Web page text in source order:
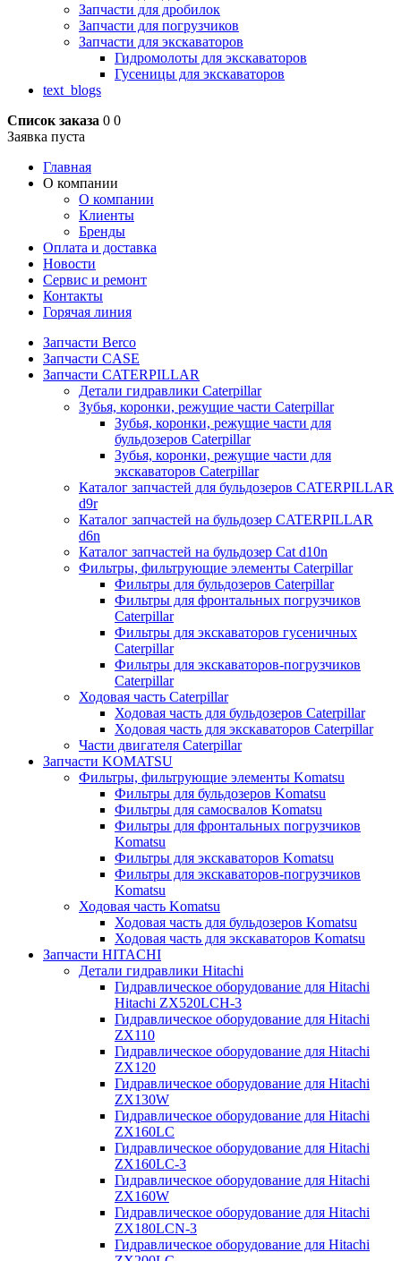
Запчасти для дробилок
Запчасти для погрузчиков
Запчасти для экскаваторов
Гидромолоты для экскаваторов
Гусеницы для экскаваторов
text_blogs
Список заказа 0 0
Заявка пуста
Главная
О компании
О компании
Клиенты
Бренды
Оплата и доставка
Новости
Сервис и ремонт
Контакты
Горячая линия
Запчасти Berco
Запчасти CASE
Запчасти CATERPILLAR
Детали гидравлики Caterpillar
Зубья, коронки, режущие части Caterpillar
Зубья, коронки, режущие части для
бульдозеров Caterpillar
Зубья, коронки, режущие части для
экскаваторов Caterpillar
Каталог запчастей для бульдозеров CATERPILLAR
d9r
Каталог запчастей на бульдозер CATERPILLAR
d6n
Каталог запчастей на бульдозер Сat d10n
Фильтры, фильтрующие элементы Caterpillar
Фильтры для бульдозеров Caterpillar
Фильтры для фронтальных погрузчиков
Caterpillar
Фильтры для экскаваторов гусеничных
Caterpillar
Фильтры для экскаваторов-погрузчиков
Caterpillar
Ходовая часть Caterpillar
Ходовая часть для бульдозеров Caterpillar
Ходовая часть для экскаваторов Caterpillar
Части двигателя Caterpillar
Запчасти KOMATSU
Фильтры, фильтрующие элементы Komatsu
Фильтры для бульдозеров Komatsu
Фильтры для самосвалов Komatsu
Фильтры для фронтальных погрузчиков
Komatsu
Фильтры для экскаваторов Komatsu
Фильтры для экскаваторов-погрузчиков
Komatsu
Ходовая часть Komatsu
Ходовая часть для бульдозеров Komatsu
Ходовая часть для экскаваторов Komatsu
Запчасти HITACHI
Детали гидравлики Hitachi
Гидравлическое оборудование для Hitachi
Hitachi ZX520LCH-3
Гидравлическое оборудование для Hitachi
ZX110
Гидравлическое оборудование для Hitachi
ZX120
Гидравлическое оборудование для Hitachi
ZX130W
Гидравлическое оборудование для Hitachi
ZX160LC
Гидравлическое оборудование для Hitachi
ZX160LC-3
Гидравлическое оборудование для Hitachi
ZX160W
Гидравлическое оборудование для Hitachi
ZX180LCN-3
Гидравлическое оборудование для Hitachi